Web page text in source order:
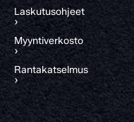
Laskutusohjeet
›
Myyntiverkosto
›
Rantakatselmus
›